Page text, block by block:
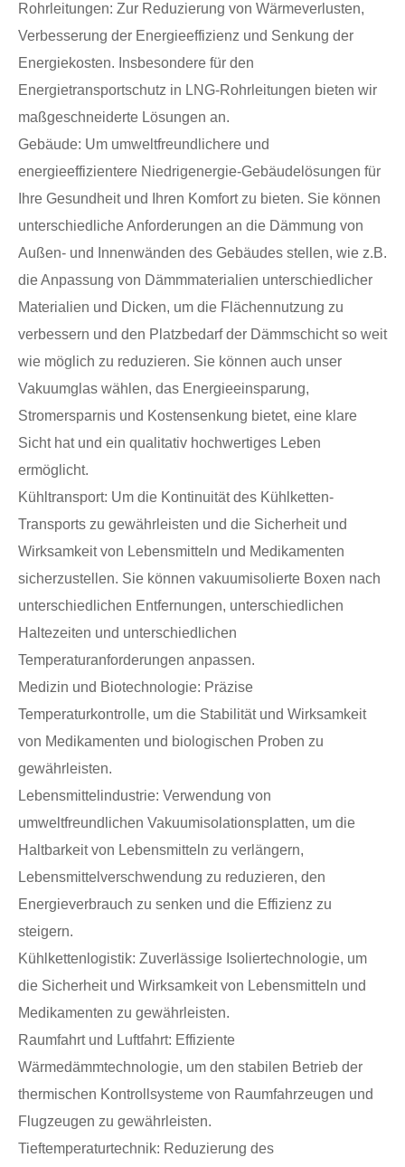
Rohrleitungen: Zur Reduzierung von Wärmeverlusten,
Verbesserung der Energieeffizienz und Senkung der
Energiekosten. Insbesondere für den
Energietransportschutz in LNG-Rohrleitungen bieten wir
maßgeschneiderte Lösungen an.
Gebäude: Um umweltfreundlichere und
energieeffizientere Niedrigenergie-Gebäudelösungen für
Ihre Gesundheit und Ihren Komfort zu bieten. Sie können
unterschiedliche Anforderungen an die Dämmung von
Außen- und Innenwänden des Gebäudes stellen, wie z.B.
die Anpassung von Dämmmaterialien unterschiedlicher
Materialien und Dicken, um die Flächennutzung zu
verbessern und den Platzbedarf der Dämmschicht so weit
wie möglich zu reduzieren. Sie können auch unser
Vakuumglas wählen, das Energieeinsparung,
Stromersparnis und Kostensenkung bietet, eine klare
Sicht hat und ein qualitativ hochwertiges Leben
ermöglicht.
Kühltransport: Um die Kontinuität des Kühlketten-
Transports zu gewährleisten und die Sicherheit und
Wirksamkeit von Lebensmitteln und Medikamenten
sicherzustellen. Sie können vakuumisolierte Boxen nach
unterschiedlichen Entfernungen, unterschiedlichen
Haltezeiten und unterschiedlichen
Temperaturanforderungen anpassen.
Medizin und Biotechnologie: Präzise
Temperaturkontrolle, um die Stabilität und Wirksamkeit
von Medikamenten und biologischen Proben zu
gewährleisten.
Lebensmittelindustrie: Verwendung von
umweltfreundlichen Vakuumisolationsplatten, um die
Haltbarkeit von Lebensmitteln zu verlängern,
Lebensmittelverschwendung zu reduzieren, den
Energieverbrauch zu senken und die Effizienz zu
steigern.
Kühlkettenlogistik: Zuverlässige Isoliertechnologie, um
die Sicherheit und Wirksamkeit von Lebensmitteln und
Medikamenten zu gewährleisten.
Raumfahrt und Luftfahrt: Effiziente
Wärmedämmtechnologie, um den stabilen Betrieb der
thermischen Kontrollsysteme von Raumfahrzeugen und
Flugzeugen zu gewährleisten.
Tieftemperaturtechnik: Reduzierung des